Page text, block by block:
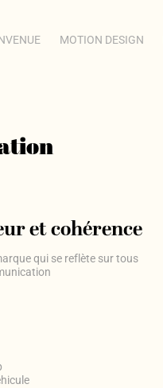
MOTION DESIGN
et cohérence
qui se reflète sur tous